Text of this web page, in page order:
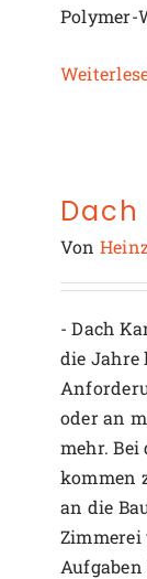
Polymer-
Von
- Dach
die Jahre
oder an
mehr.
kommen
an die